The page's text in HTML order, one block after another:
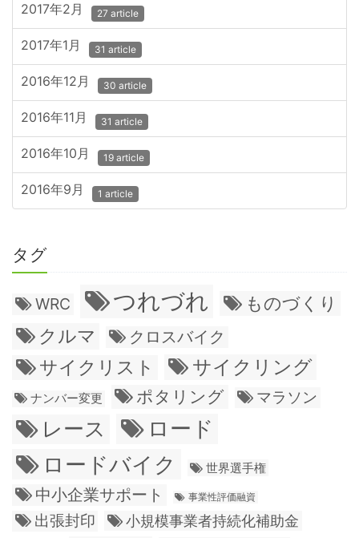
2017年2月 27 article
2017年1月 31 article
2016年12月 30 article
2016年11月 31 article
2016年10月 19 article
2016年9月 1 article
タグ
WRC つれづれ ものづくり
クルマ クロスバイク
サイクリスト サイクリング
ナンバー変更 ポタリング マラソン
レース
ロード
ロードバイク
世界選手権
中小企業サポート 事業性評価融資
出張封印 小規模事業者持続化補助金